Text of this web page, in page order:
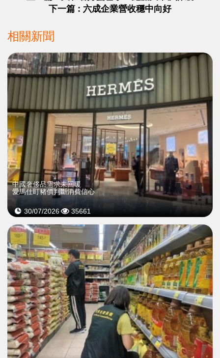
下一篇 : 六成企業營收穩中向好
相關新聞
中國奢侈品需求未回暖
愛馬仕盯豬價判斷消費信心
30/07/2026 35661